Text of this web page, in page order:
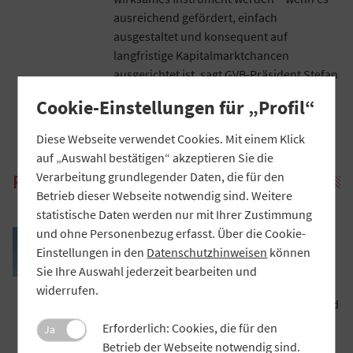
ausreichend gefördert, einfach
ausgestaltet und konsequent auf
langfristige Kapitalmarktchancen
ausgerichtet ist, sagt GVB-Präsident Stefan
Artikel lesen
PRAXIS
VR Banking App: Assistentin in
finanziellen Lebensfragen
Atruvia entwickelt die VR Banking App
auf dem iPhone mit der virtuellen Girocard
zahlen. Was macht eine gute Banking-App
aus? Antworten von Željko Kaurin,
Cookie-Einstellungen für „Profil“
Diese Webseite verwendet Cookies. Mit einem Klick
auf „Auswahl bestätigen“ akzeptieren Sie die
Verarbeitung grundlegender Daten, die für den
Betrieb dieser Webseite notwendig sind. Weitere
statistische Daten werden nur mit Ihrer Zustimmung
und ohne Personenbezug erfasst. Über die Cookie-
Einstellungen in den Datenschutzhinweisen können
Sie Ihre Auswahl jederzeit bearbeiten und
widerrufen.
Ja
Erforderlich: Cookies, die für den
Betrieb der Webseite notwendig sind.